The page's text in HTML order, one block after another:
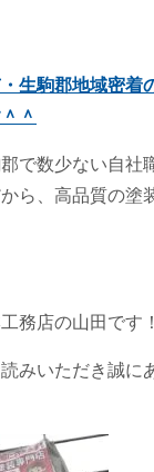
生駒郡地域密着
＾
で数少ない自社
ら、高品質の塗
務店の山田です！
みいただき誠に